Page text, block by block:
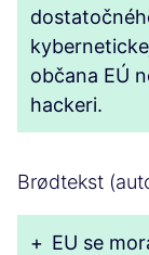
občana EÚ
hackeri.
Brødtekst
+ EU se